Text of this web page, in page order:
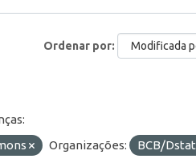
Ordenar por
Organizações: BCB/Dstat